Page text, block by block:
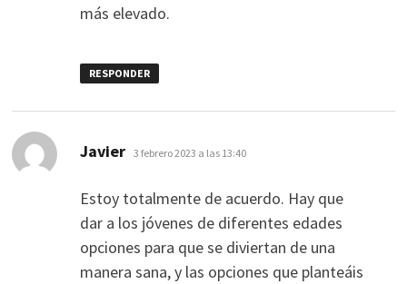
más elevado.
RESPONDER
Javier dice:
3 febrero 2023 a las 13:40
Estoy totalmente de acuerdo. Hay que
dar a los jóvenes de diferentes edades
opciones para que se diviertan de una
manera sana, y las opciones que planteáis